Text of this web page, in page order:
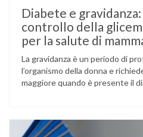
Diabete e
controllo della
per la salute di
La gravidanza è un periodo di
l’organismo della donna e
maggiore quando è presente il
volta durante la gestazione
mantenere …